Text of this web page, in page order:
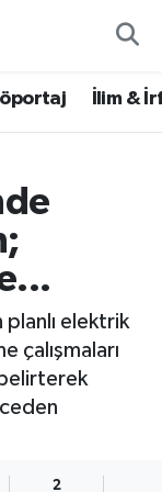
İlim &
planlı elektrik
çalışmaları
2